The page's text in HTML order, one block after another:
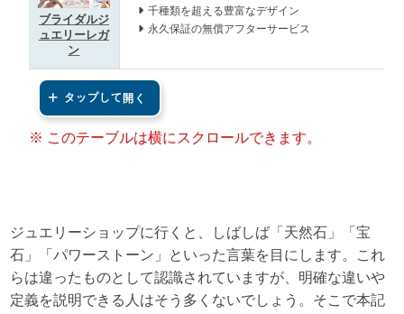
ブライダルジ
ュエリーレガ
ン
千種類を超える豊富なデザイン
永久保証の無償アフターサービス
タップして
ジュエリーショップに行くと、しばしば「天然石」「宝
石」「パワーストーン」といった言葉を目にします。これ
らは違ったものとして認識されていますが、明確な違いや
定義を説明できる人はそう多くないでしょう。そこで本記